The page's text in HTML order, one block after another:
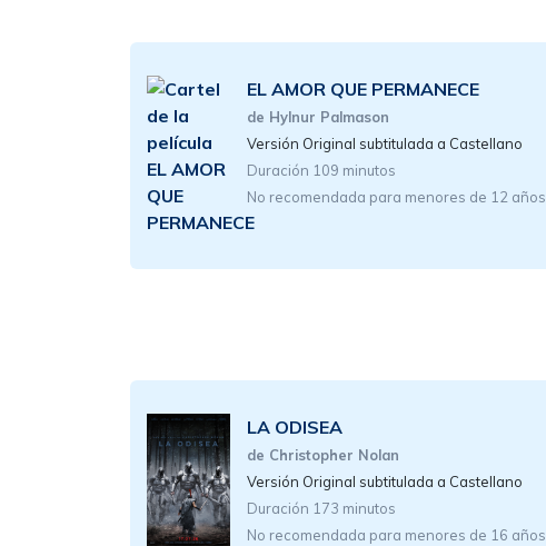
EL AMOR QUE PERMANECE
de Hylnur Palmason
Versión Original subtitulada a Castellano
Duración 109 minutos
No recomendada para menores de 12 años
LA ODISEA
de Christopher Nolan
Versión Original subtitulada a Castellano
Duración 173 minutos
No recomendada para menores de 16 años